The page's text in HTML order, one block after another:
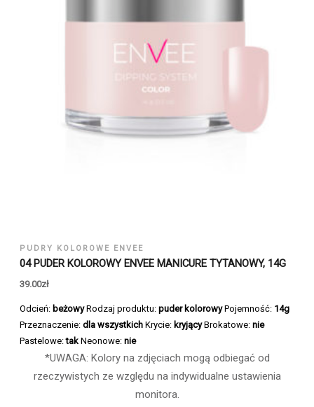
PUDRY KOLOROWE ENVEE
04 PUDER KOLOROWY ENVEE MANICURE TYTANOWY, 14G
39.00zł
Odcień: beżowy Rodzaj produktu: puder kolorowy Pojemność: 14g
Przeznaczenie: dla wszystkich Krycie: kryjący Brokatowe: nie
Pastelowe:tak Neonowe: nie
*UWAGA: Kolory na zdjęciach mogą odbiegać od
rzeczywistych ze względu na indywidualne ustawienia
monitora.